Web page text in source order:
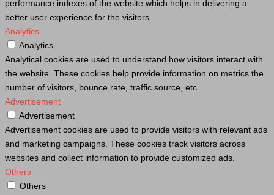
performance indexes of the website which helps in delivering a
better user experience for the visitors.
Analytics
Analytics
Analytical cookies are used to understand how visitors interact with
the website. These cookies help provide information on metrics the
number of visitors, bounce rate, traffic source, etc.
Advertisement
Advertisement
Advertisement cookies are used to provide visitors with relevant ads
and marketing campaigns. These cookies track visitors across
websites and collect information to provide customized ads.
Others
Others